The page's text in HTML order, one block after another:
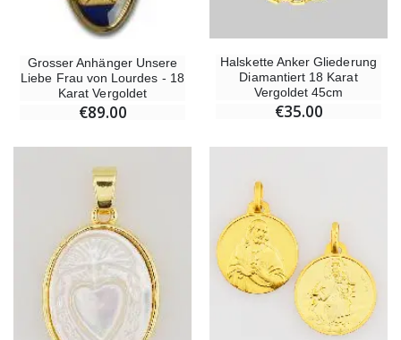
Grosser Anhänger Unsere
Liebe Frau von Lourdes - 18
Karat Vergoldet
€89.00
Halskette Anker Gliederung
Diamantiert 18 Karat
Vergoldet 45cm
€35.00